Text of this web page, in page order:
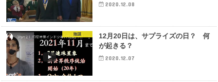
2020.12.08
陰謀
12月20日は、サプライズの日？ 何
が起きる？
2020.12.07